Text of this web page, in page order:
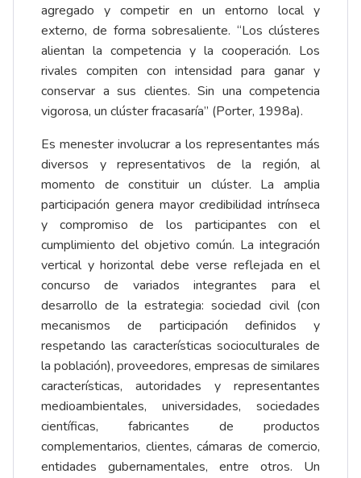
agregado y competir en un entorno local y
externo, de forma sobresaliente. “Los clústeres
alientan la competencia y la cooperación. Los
rivales compiten con intensidad para ganar y
conservar a sus clientes. Sin una competencia
vigorosa, un clúster fracasaría” (Porter, 1998a).
Es menester involucrar a los representantes más
diversos y representativos de la región, al
momento de constituir un clúster. La amplia
participación genera mayor credibilidad intrínseca
y compromiso de los participantes con el
cumplimiento del objetivo común. La integración
vertical y horizontal debe verse reflejada en el
concurso de variados integrantes para el
desarrollo de la estrategia: sociedad civil (con
mecanismos de participación definidos y
respetando las características socioculturales de
la población), proveedores, empresas de similares
características, autoridades y representantes
medioambientales, universidades, sociedades
científicas, fabricantes de productos
complementarios, clientes, cámaras de comercio,
entidades gubernamentales, entre otros. Un